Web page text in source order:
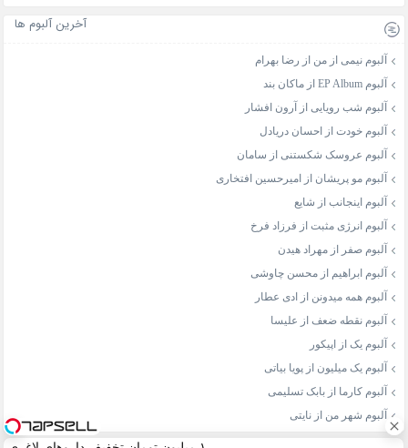
آخرین آلبوم ها
آلبوم نیمی از من از رضا بهرام
آلبوم EP Album از ماکان بند
آلبوم شب رویایی از آرون افشار
آلبوم خودت از احسان دریادل
آلبوم عروسک شکستنی از سامان
آلبوم مو پریشان از امیرحسین افتخاری
آلبوم اینجانب از شایع
آلبوم انرژی مثبت از فرزاد فرخ
آلبوم صفر از مهراد هیدن
آلبوم ابراهیم از محسن چاوشی
آلبوم همه میدونن از ادی عطار
آلبوم نقطه ضعف از علیسا
آلبوم یک از اپیکور
آلبوم یک میلیون از پویا بیاتی
آلبوم کارما از بابک تسلیمی
آلبوم شهر من از نایتی